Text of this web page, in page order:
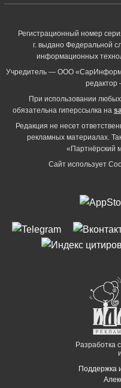
Регистрационный номер
г. выдано Федеральной
информационных
Учредитель — ООО
При использовании
обязательна гиперссылка на
Редакция не несет
рекламных материалах.
«Партнёрский
Сайт использует
Разработка
Поддержка